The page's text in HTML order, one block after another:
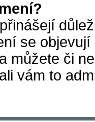
se
můžete či
vám to